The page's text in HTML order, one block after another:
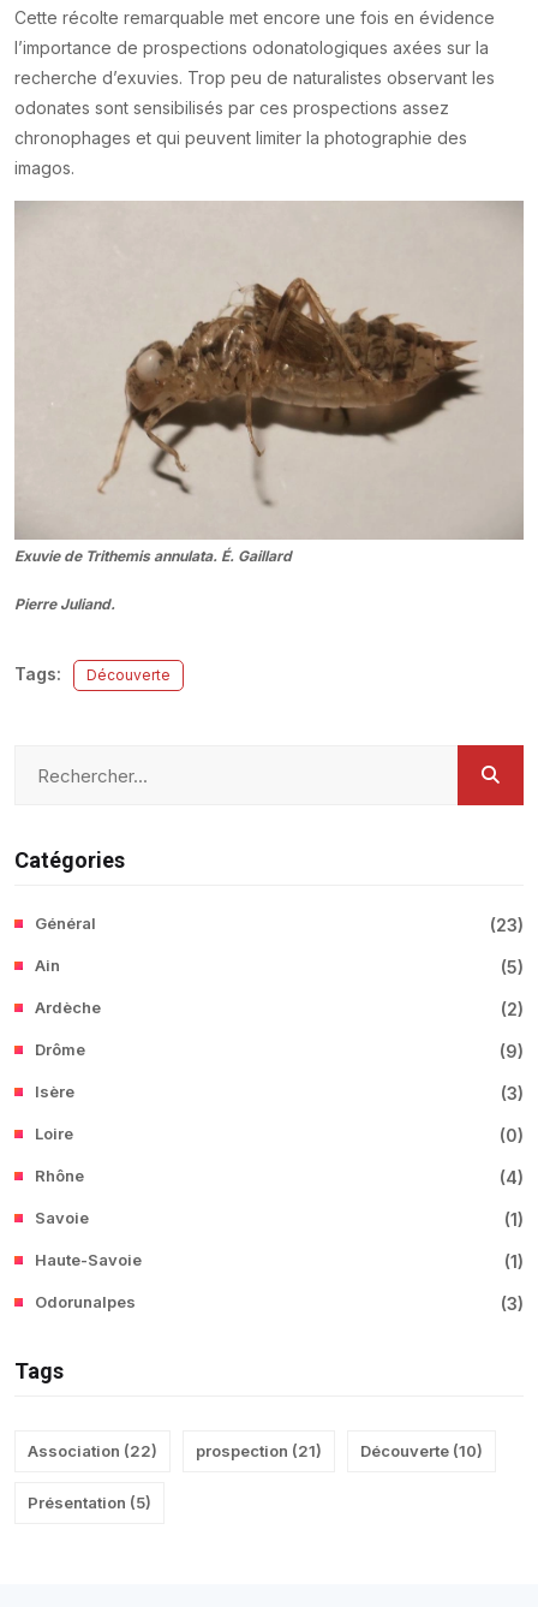
Cette récolte remarquable met encore une fois en évidence
l’importance de prospections odonatologiques axées sur la
recherche d’exuvies. Trop peu de naturalistes observant les
odonates sont sensibilisés par ces prospections assez
chronophages et qui peuvent limiter la photographie des
imagos.
Exuvie de Trithemis annulata. É. Gaillard
Pierre Juliand.
Tags: Découverte
Catégories
Général (23)
Ain (5)
Ardèche (2)
Drôme (9)
Isère (3)
Loire (0)
Rhône (4)
Savoie (1)
Haute-Savoie (1)
Odorunalpes (3)
Tags
Association (22) prospection (21) Découverte (10)
Présentation (5)